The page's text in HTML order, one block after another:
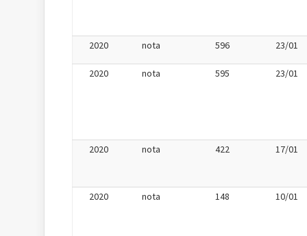
2020 nota 596 23/01
2020 nota 595 23/01
2020 nota 422 17/01
2020 nota 148 10/01